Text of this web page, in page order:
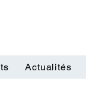
Actualités